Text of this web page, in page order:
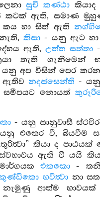
සුචි කණ්ඨා
කටක් ඇති, සමාණ
කය හා සිත් ඇති
කිසා - යනු ඇට
ඇති, උත්ත සත්තා
තැති ගැනීමෙන්
අප විසින් පෙර කරන
ඇතිව නදස්සෙන්ති -
සමීපයට නොයත්
- යනු සානුවාසී
එතෙර වී, බියවීම
කියා ද
ඇති වී යයි
එකකො -
භවිත්‍වානා
නැමුණු ආත්ම